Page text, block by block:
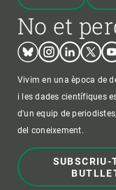
No et
BlueskyInstagram
LinkedinTwitter
Vivim en una època de
i les dades científiques
d'un equip de
del coneixement.
SUBSCRIU-